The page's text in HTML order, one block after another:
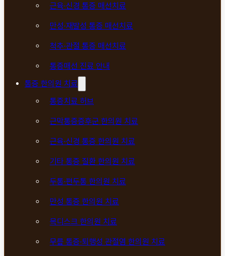
근육·신경 통증 매선치료
만성·재발성 통증 매선치료
척추·관절 통증 매선치료
통증매선 진료 안내
통증 한의원 치료
통증치료 허브
근막통증증후군 한의원 치료
근육·신경 통증 한의원 치료
기타 통증 질환 한의원 치료
두통·편두통 한의원 치료
만성 통증 한의원 치료
목디스크 한의원 치료
무릎 통증·퇴행성 관절염 한의원 치료